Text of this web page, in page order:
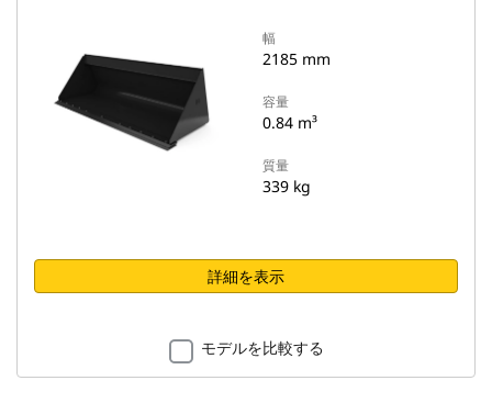
幅
2185 mm
容量
0.84 m³
質量
339 kg
詳細を表示
モデルを比較する